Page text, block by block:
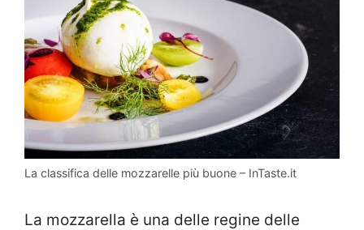
La classifica delle mozzarelle più buone – InTaste.it
La mozzarella è una delle regine delle